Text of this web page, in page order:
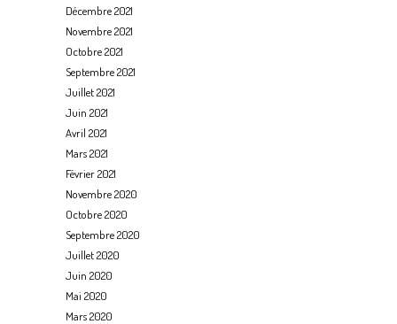
Décembre 2021
Novembre 2021
Octobre 2021
Septembre 2021
Juillet 2021
Juin 2021
Avril 2021
Mars 2021
Février 2021
Novembre 2020
Octobre 2020
Septembre 2020
Juillet 2020
Juin 2020
Mai 2020
Mars 2020